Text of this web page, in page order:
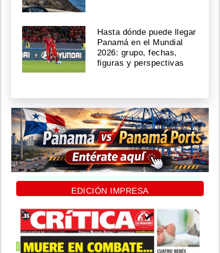
Hasta dónde puede llegar
Panamá en el Mundial
2026: grupo, fechas,
figuras y perspectivas
EDICIÓN IMPRESA